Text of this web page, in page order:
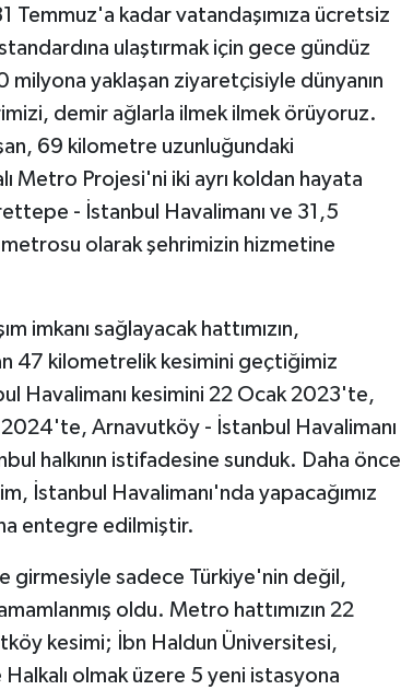
Temmuz'a kadar vatandaşımıza ücretsiz
ulaştırmak için gece gündüz
milyona yaklaşan ziyaretçisiyle dünyanın
demir ağlarla ilmek ilmek örüyoruz.
69 kilometre uzunluğundaki
Metro Projesi'ni iki ayrı koldan hayata
- İstanbul Havalimanı ve 31,5
olarak şehrimizin hizmetine
imkanı sağlayacak hattımızın,
47 kilometrelik kesimini geçtiğimiz
Havalimanı kesimini 22 Ocak 2023'te,
2024'te, Arnavutköy - İstanbul Havalimanı
halkının istifadesine sunduk. Daha önce
İstanbul Havalimanı'nda yapacağımız
entegre edilmiştir.
girmesiyle sadece Türkiye'nin değil,
oldu. Metro hattımızın 22
kesimi; İbn Haldun Üniversitesi,
olmak üzere 5 yeni istasyona